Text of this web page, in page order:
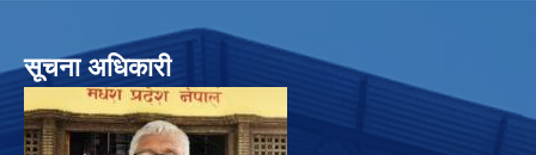
सूचना अधिकारी